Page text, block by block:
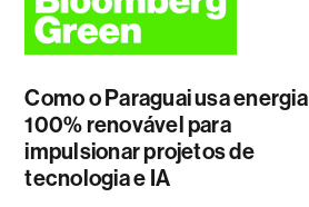
Como o Paraguai usa energia
100% renovável para
impulsionar projetos de
tecnologia e IA